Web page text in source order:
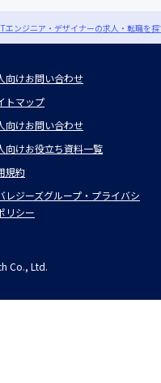
ITエンジニア・デザイナーの求人・転職を
向けお問い合わせ
トマップ
向けお問い合わせ
向けお役立ち資料一覧
規約
レジーズグループ・プライバシ
リシー
Co., Ltd.